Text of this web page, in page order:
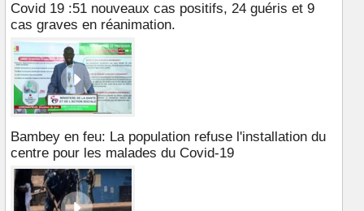
Covid 19 :51 nouveaux cas positifs, 24 guéris et 9
cas graves en réanimation.
Bambey en feu: La population refuse l'installation du
centre pour les malades du Covid-19